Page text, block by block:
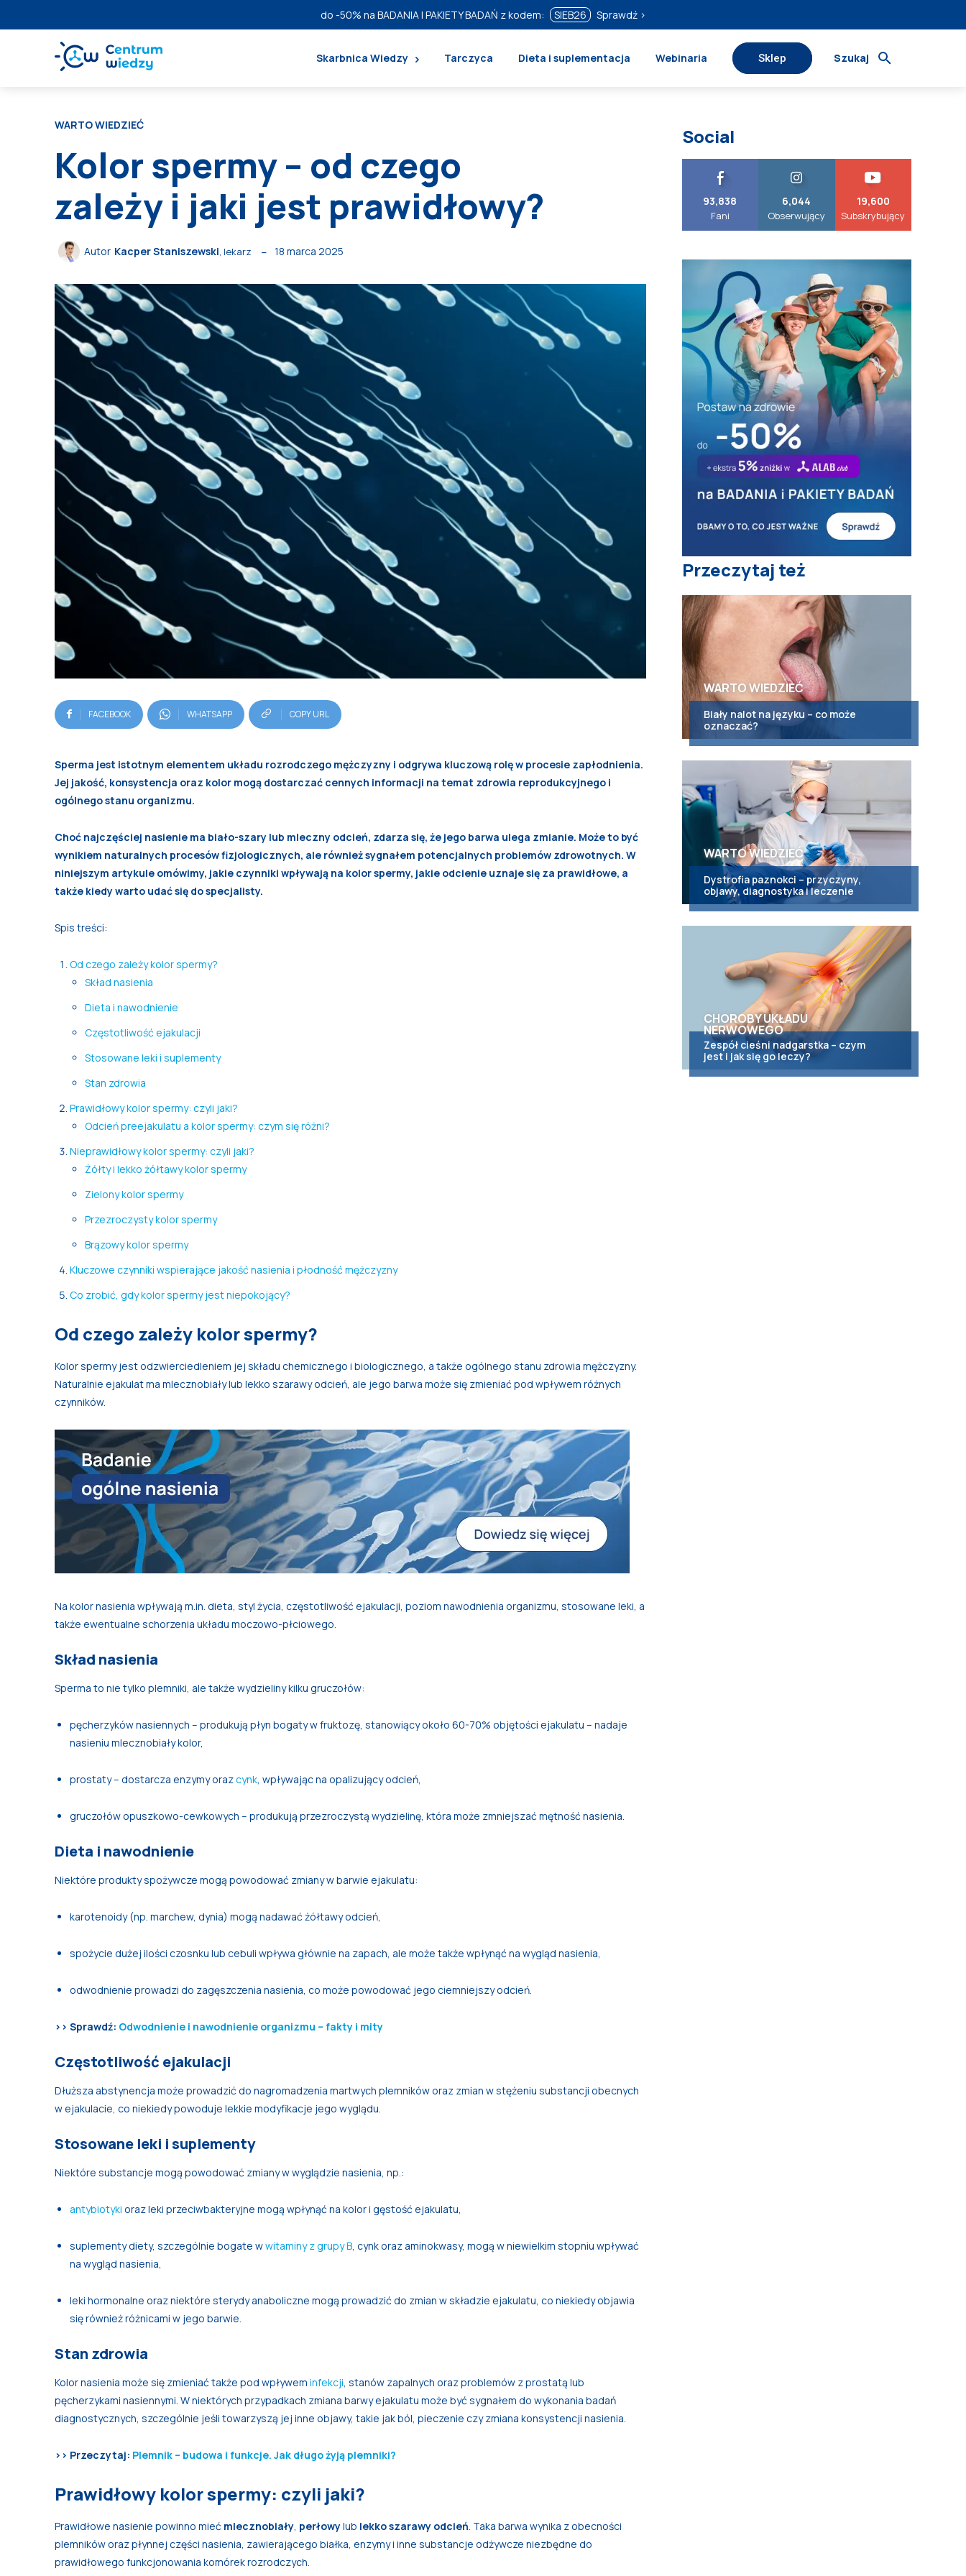
do -50% na BADANIA I PAKIETY BADAŃ z kodem: SIEB26 Sprawdź ›
Szukaj
Skarbnica Wiedzy Tarczyca Dieta i suplementacja Webinaria Sklep
WARTO WIEDZIEĆ
Kolor spermy – od czego
zależy i jaki jest prawidłowy?
Autor Kacper Staniszewski, lekarz 18 marca 2025
FACEBOOK WHATSAPP COPY URL
Sperma jest istotnym elementem układu rozrodczego mężczyzny i odgrywa kluczową rolę w procesie zapłodnienia.
Jej jakość, konsystencja oraz kolor mogą dostarczać cennych informacji na temat zdrowia reprodukcyjnego i
ogólnego stanu organizmu.
Choć najczęściej nasienie ma biało-szary lub mleczny odcień, zdarza się, że jego barwa ulega zmianie. Może to być
wynikiem naturalnych procesów fizjologicznych, ale również sygnałem potencjalnych problemów zdrowotnych. W
niniejszym artykule omówimy, jakie czynniki wpływają na kolor spermy, jakie odcienie uznaje się za prawidłowe, a
także kiedy warto udać się do specjalisty.
Spis treści:
Od czego zależy kolor spermy?
Skład nasienia
Dieta i nawodnienie
Częstotliwość ejakulacji
Stosowane leki i suplementy
Stan zdrowia
Prawidłowy kolor spermy: czyli jaki?
Odcień preejakulatu a kolor spermy: czym się różni?
Nieprawidłowy kolor spermy: czyli jaki?
Żółty i lekko żółtawy kolor spermy
Zielony kolor spermy
Przezroczysty kolor spermy
Brązowy kolor spermy
Kluczowe czynniki wspierające jakość nasienia i płodność mężczyzny
Co zrobić, gdy kolor spermy jest niepokojący?
Od czego zależy kolor spermy?
Kolor spermy jest odzwierciedleniem jej składu chemicznego i biologicznego, a także ogólnego stanu zdrowia mężczyzny.
Naturalnie ejakulat ma mlecznobiały lub lekko szarawy odcień, ale jego barwa może się zmieniać pod wpływem różnych
czynników.
Na kolor nasienia wpływają m.in. dieta, styl życia, częstotliwość ejakulacji, poziom nawodnienia organizmu, stosowane leki, a
także ewentualne schorzenia układu moczowo-płciowego.
Skład nasienia
Sperma to nie tylko plemniki, ale także wydzieliny kilku gruczołów:
pęcherzyków nasiennych – produkują płyn bogaty w fruktozę, stanowiący około 60-70% objętości ejakulatu – nadaje
nasieniu mlecznobiały kolor,
prostaty – dostarcza enzymy orazcynk , wpływając na opalizujący odcień,
gruczołów opuszkowo-cewkowych – produkują przezroczystą wydzielinę, która może zmniejszać mętność nasienia.
Dieta i nawodnienie
Niektóre produkty spożywcze mogą powodować zmiany w barwie ejakulatu:
karotenoidy (np. marchew, dynia) mogą nadawać żółtawy odcień,
spożycie dużej ilości czosnku lub cebuli wpływa głównie na zapach, ale może także wpłynąć na wygląd nasienia,
odwodnienie prowadzi do zagęszczenia nasienia, co może powodować jego ciemniejszy odcień.
>> Sprawdź: Odwodnienie i nawodnienie organizmu – fakty i mity
Częstotliwość ejakulacji
Dłuższa abstynencja może prowadzić do nagromadzenia martwych plemników oraz zmian w stężeniu substancji obecnych
w ejakulacie, co niekiedy powoduje lekkie modyfikacje jego wyglądu.
Stosowane leki i suplementy
Niektóre substancje mogą powodować zmiany w wyglądzie nasienia, np.:
antybiotyki oraz leki przeciwbakteryjne mogą wpłynąć na kolor i gęstość ejakulatu,
suplementy diety, szczególnie bogate wwitaminy z grupy B , cynk oraz aminokwasy, mogą w niewielkim stopniu wpływać
na wygląd nasienia,
leki hormonalne oraz niektóre sterydy anaboliczne mogą prowadzić do zmian w składzie ejakulatu, co niekiedy objawia
się również różnicami w jego barwie.
Stan zdrowia
Kolor nasienia może się zmieniać także pod wpływem infekcji , stanów zapalnych oraz problemów z prostatą lub
pęcherzykami nasiennymi. W niektórych przypadkach zmiana barwy ejakulatu może być sygnałem do wykonania badań
diagnostycznych, szczególnie jeśli towarzyszą jej inne objawy, takie jak ból, pieczenie czy zmiana konsystencji nasienia.
>> Przeczytaj: Plemnik – budowa i funkcje. Jak długo żyją plemniki?
Prawidłowy kolor spermy: czyli jaki?
Prawidłowe nasienie powinno mieć mlecznobiały perłowylub lekko szarawy odcień . Taka barwa wynika z obecności
plemników oraz płynnej części nasienia, zawierającego białka, enzymy i inne substancje odżywcze niezbędne do
prawidłowego funkcjonowania komórek rozrodczych.
Social
93,838
Fani
6,044
Obserwujący
19,600
Subskrybujący
Przeczytaj też
WARTO WIEDZIEĆ
Biały nalot na języku – co może
oznaczać?
WARTO WIEDZIEĆ
Dystrofia paznokci – przyczyny,
objawy, diagnostyka i leczenie
CHOROBY UKŁADU
NERWOWEGO
Zespół cieśni nadgarstka – czym
jest i jak się go leczy?